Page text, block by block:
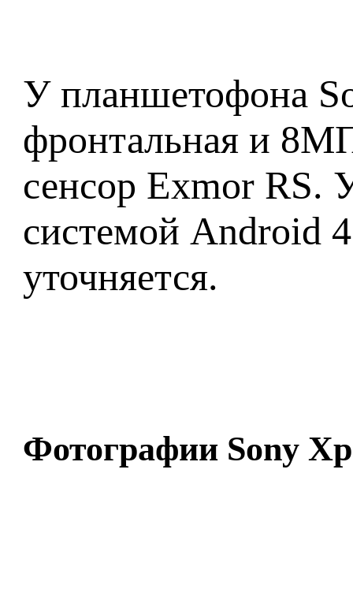
У планшетофона
фронтальная и
сенсор Exmor RS.
системой Android
уточняется.
Фотографии Sony